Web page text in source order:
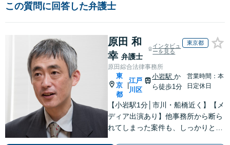
この質問に回答した弁護士
原田 和
幸 弁護士
インタビュ
ーを見る
東京都
原田綜合法律事務所
東
京
都
|
江戸
川区
小岩駅か
ら徒歩1分
営業時間：本
日定休日
【小岩駅1分│市川・船橋近く】【メ
ディア出演あり】他事務所から断ら
れてしまった案件も、しっかりと面